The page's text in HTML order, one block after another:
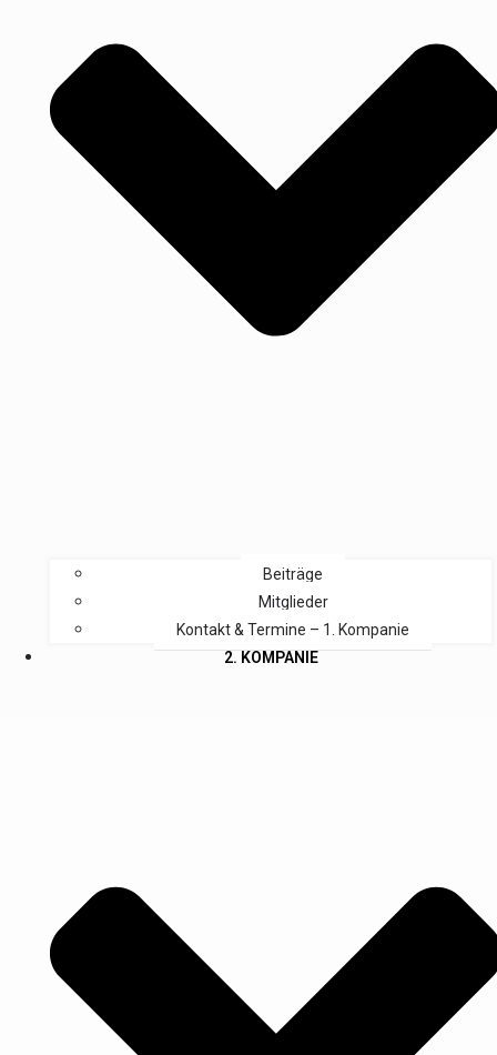
Beiträge
Mitglieder
Kontakt & Termine – 1. Kompanie
2. KOMPANIE